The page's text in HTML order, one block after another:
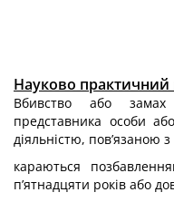
Науково практичний
Вбивство або
представника особи
діяльністю, пов’язаною
караються
п’ятнадцяти років або